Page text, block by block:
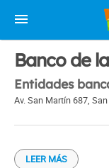
Banco de
Entidades
Av. San Martín 687,
LEER MÁS